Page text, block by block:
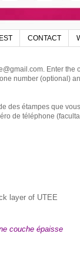
CONTACT
Enter
number (optional)
des étampes que
de téléphone
layer of UTEE
couche épaisse